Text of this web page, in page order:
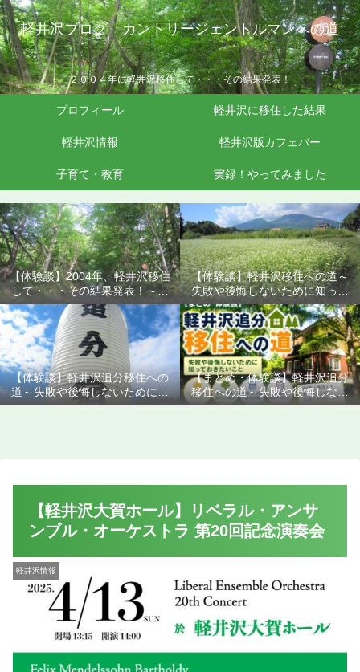
軽井沢ブログ カントリージェントルマンへの道
２００４年に軽井沢移住して・・・その結果発表！
プロフィール 軽井沢に移住した結果
軽井沢情報 軽井沢版カフェバー
子育て・教育 実録！やってみました
【体験談】2004年、軽井沢移住
して・・・その結果発表！～失
敗や後悔しないために知ってお
きたいこと
【体験談】軽井沢移住への道～
失敗や後悔しないために知って
おきたいこと
【体験談】軽井沢追分移住への
道～失敗や後悔しないために知
っておきたいこと
【まとめ・体験談】軽井沢追分
移住への道～失敗や後悔しない
ために知っておきたいこと
【軽井沢大賀ホール】リベラル・アンサ
ンブル・オーケストラ 第20回記念演奏会
軽井沢情報